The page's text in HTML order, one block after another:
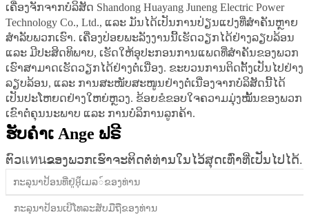
ເຄື່ອງຈັກຈາກບໍລິສັດ Shandong Huayang Juneng Electric Power
Technology Co., Ltd., ແລະ ມັນໄດ້ເປັນການປ່ຽນແປງທີ່ສຳຄັນຫຼາຍ
ສຳລັບພວກເຮົາ. ເຄື່ອງປ່ອຍພະລັງງານນີ້ເຮັດວຽກໄດ້ຢ່າງລຽບລ້ອນ
ແລະ ມີປະສິດທິພາບ, ເຮັດໃຫ້ອຸປະກອນການແພດທີ່ສຳຄັນຂອງພວກ
ເຮົາສາມາດເຮັດວຽກໄດ້ຢ່າງຕໍ່ເນື່ອງ. ຂະບວນການຕິດຕັ້ງເປັນໄປຢ່າງ
ລຽບລ້ອນ, ແລະ ການສະໜັບສະໜູນຢ່າງຕໍ່ເນື່ອງຈາກບໍລິສັດນີ້ໄດ້
ເປັນປະໂຫຍດຢ່າງໃຫຍ່ຫຼວງ. ຂ້ອຍຂໍຂອບໃຈຄວາມມຸ່ງໝັ້ນຂອງພວກ
ເຂົາຕໍ່ຄຸນນະພາບ ແລະ ການບໍລິການລູກຄ້າ.
ຮັບຄຳເ Ange ຟຣີ
ຕົວแทนຂອງພວກເຮົາຈະຕິດຕໍ່ທ່ານໃນໄວ້ສຸດເທົ່າທີ່ເປັນໄປໄດ້.